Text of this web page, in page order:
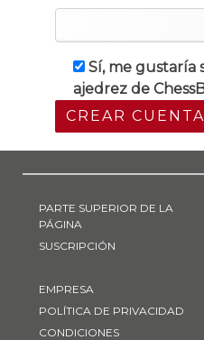
Sí, me gustaría
ajedrez de
CREAR CUENTA
PARTE SUPERIOR DE LA
PÁGINA
SUSCRIPCIÓN
EMPRESA
POLÍTICA DE PRIVACIDAD
CONDICIONES